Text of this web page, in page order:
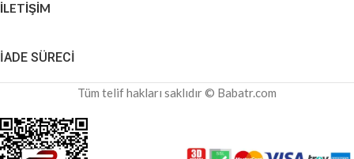
İLETİŞİM
İADE SÜRECİ
Tüm telif hakları saklıdır © Babatr.com